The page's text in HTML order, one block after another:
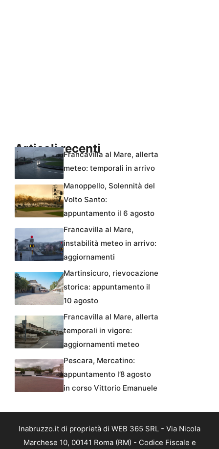
Articoli recentiFrancavilla al Mare, allerta
meteo: temporali in arrivo
Manoppello, Solennità del
Volto Santo:
appuntamento il 6 agosto
Francavilla al Mare,
instabilità meteo in arrivo:
aggiornamenti
Martinsicuro, rievocazione
storica: appuntamento il
10 agosto
Francavilla al Mare, allerta
temporali in vigore:
aggiornamenti meteo
Pescara, Mercatino:
appuntamento l’8 agosto
in corso Vittorio Emanuele
Inabruzzo.it di proprietà di WEB 365 SRL - Via Nicola
Marchese 10, 00141 Roma (RM) - Codice Fiscale e